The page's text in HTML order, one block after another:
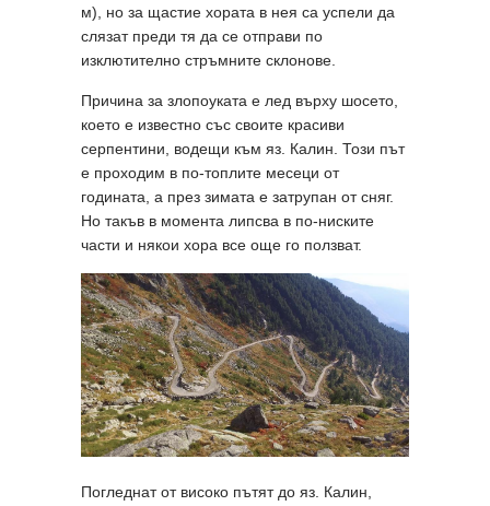
м), но за щастие хората в нея са успели да
слязат преди тя да се отправи по
изклютително стръмните склонове.
Причина за злопоуката е лед върху шосето,
което е известно със своите красиви
серпентини, водещи към яз. Калин. Този път
е проходим в по-топлите месеци от
годината, а през зимата е затрупан от сняг.
Но такъв в момента липсва в по-ниските
части и някои хора все още го ползват.
Погледнат от високо пътят до яз. Калин,